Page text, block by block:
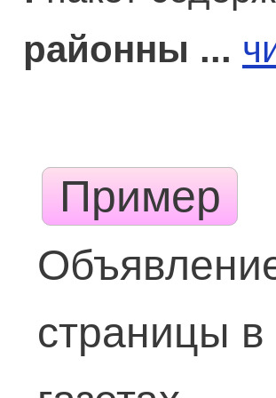
районны ...
Пример
страницы в